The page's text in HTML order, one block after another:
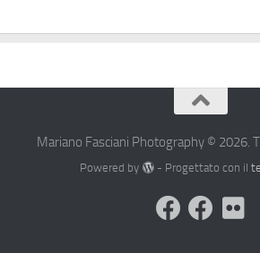
Mariano Fasciani Photography © 2026.
Powered by - Progettato con il